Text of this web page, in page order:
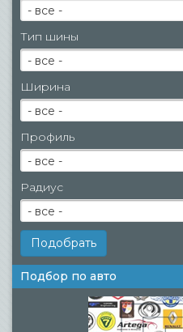
- все -
Тип шины
- все -
Ширина
- все -
Профиль
- все -
Радиус
- все -
Подбор по авто